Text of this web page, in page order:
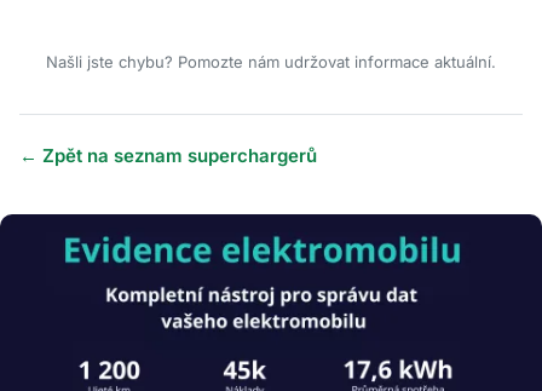
Našli jste chybu? Pomozte nám udržovat informace aktuální.
← Zpět na seznam superchargerů
Obrázek